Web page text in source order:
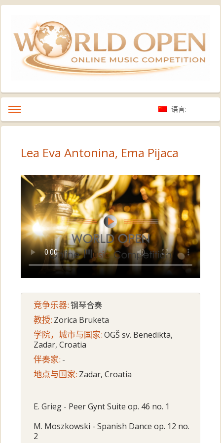
语言:
Lea Eva Antonina, Ema Pijaca
竞争乐器:钢琴合奏
教授: Zorica Bruketa
学院，城市与国家:OGŠ sv. Benedikta,
Zadar, Croatia
伴奏家: -
地点与国家: Zadar, Croatia
E. Grieg - Peer Gynt Suite op. 46 no. 1
M. Moszkowski - Spanish Dance op. 12 no.
2